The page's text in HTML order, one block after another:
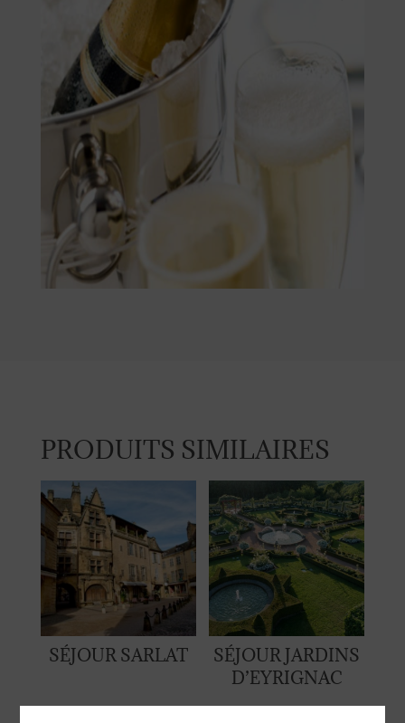
PRODUITS SIMILAIRES
SÉJOUR SARLAT
SÉJOUR JARDINS
D’EYRIGNAC